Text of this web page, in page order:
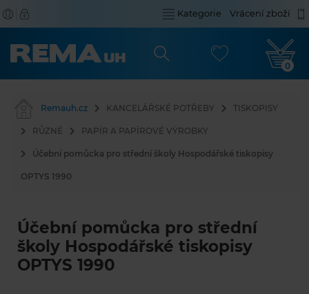
Kategorie Vrácení zboží
0
Remauh.cz KANCELÁŘSKÉ POTŘEBY TISKOPISY
RŮZNÉ PAPÍR A PAPÍROVÉ VÝROBKY
Účební pomůcka pro střední školy Hospodářské tiskopisy
OPTYS 1990
Účební pomůcka pro střední
školy Hospodářské tiskopisy
OPTYS 1990